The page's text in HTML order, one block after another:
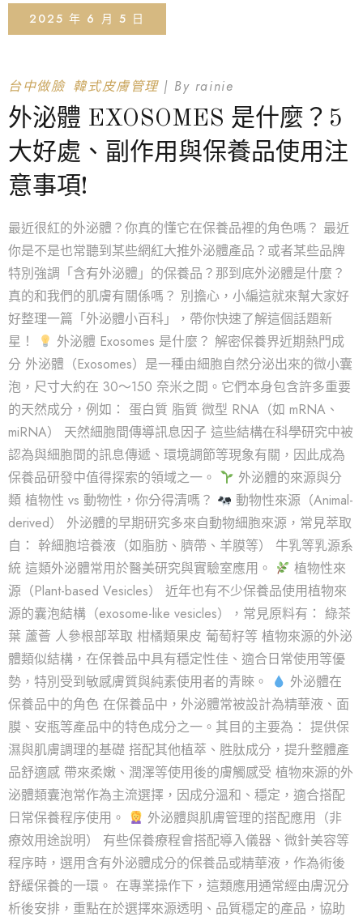
2025 年 6 月 5 日
台中做臉 韓式皮膚管理 By rainie
外泌體 EXOSOMES 是什麼？5
大好處、副作用與保養品使用注
意事項!
最近很紅的外泌體？你真的懂它在保養品裡的角色嗎？ 最近
你是不是也常聽到某些網紅大推外泌體產品？或者某些品牌
特別強調「含有外泌體」的保養品？那到底外泌體是什麼？
真的和我們的肌膚有關係嗎？ 別擔心，小編這就來幫大家好
好整理一篇「外泌體小百科」，帶你快速了解這個話題新
星！
外泌體 Exosomes 是什麼？ 解密保養界近期熱門成
分 外泌體（Exosomes）是一種由細胞自然分泌出來的微小囊
泡，尺寸大約在 30～150 奈米之間。它們本身包含許多重要
的天然成分，例如： 蛋白質 脂質 微型 RNA（如 mRNA、
miRNA） 天然細胞間傳導訊息因子 這些結構在科學研究中被
認為與細胞間的訊息傳遞、環境調節等現象有關，因此成為
保養品研發中值得探索的領域之一。
外泌體的來源與分
類 植物性 vs 動物性，你分得清嗎？
動物性來源（Animal-
derived） 外泌體的早期研究多來自動物細胞來源，常見萃取
自： 幹細胞培養液（如脂肪、臍帶、羊膜等） 牛乳等乳源系
統 這類外泌體常用於醫美研究與實驗室應用。
植物性來
源（Plant-based Vesicles） 近年也有不少保養品使用植物來
源的囊泡結構（exosome-like vesicles），常見原料有： 綠茶
葉 蘆薈 人參根部萃取 柑橘類果皮 葡萄籽等 植物來源的外泌
體類似結構，在保養品中具有穩定性佳、適合日常使用等優
勢，特別受到敏感膚質與純素使用者的青睞。
外泌體在
保養品中的角色 在保養品中，外泌體常被設計為精華液、面
膜、安瓶等產品中的特色成分之一。其目的主要為： 提供保
濕與肌膚調理的基礎 搭配其他植萃、胜肽成分，提升整體產
品舒適感 帶來柔嫩、潤澤等使用後的膚觸感受 植物來源的外
泌體類囊泡常作為主流選擇，因成分溫和、穩定，適合搭配
日常保養程序使用。
外泌體與肌膚管理的搭配應用（非
療效用途說明） 有些保養療程會搭配導入儀器、微針美容等
程序時，選用含有外泌體成分的保養品或精華液，作為術後
舒緩保養的一環。 在專業操作下，這類應用通常經由膚況分
析後安排，重點在於選擇來源透明、品質穩定的產品，協助